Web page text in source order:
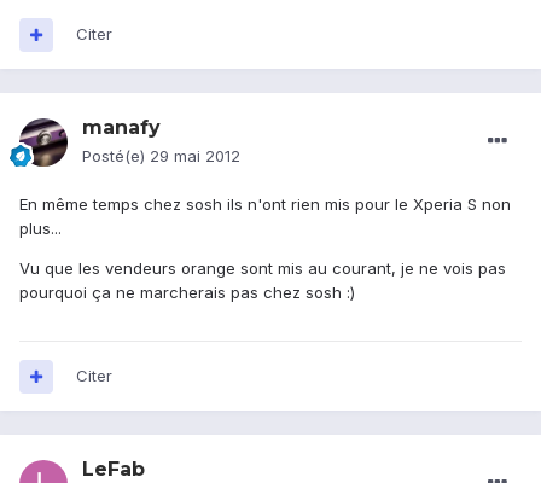
Citer
manafy
Posté(e) 29 mai 2012
En même temps chez sosh ils n'ont rien mis pour le Xperia S non
plus...
Vu que les vendeurs orange sont mis au courant, je ne vois pas
pourquoi ça ne marcherais pas chez sosh :)
Citer
LeFab